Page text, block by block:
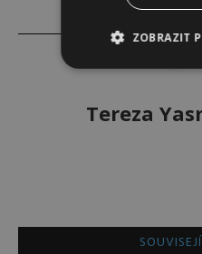
Tereza
ZOBRAZIT